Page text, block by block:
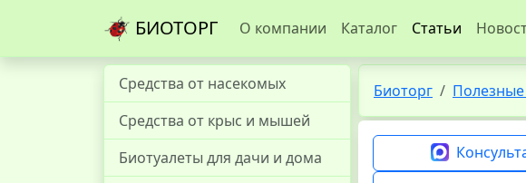
БИОТОРГ О компании Каталог Статьи
Средства от насекомых
Средства от крыс и мышей
Биотуалеты для дачи и дома
Биоторг Полезные